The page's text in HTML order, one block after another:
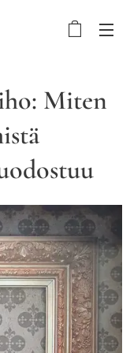
Miten